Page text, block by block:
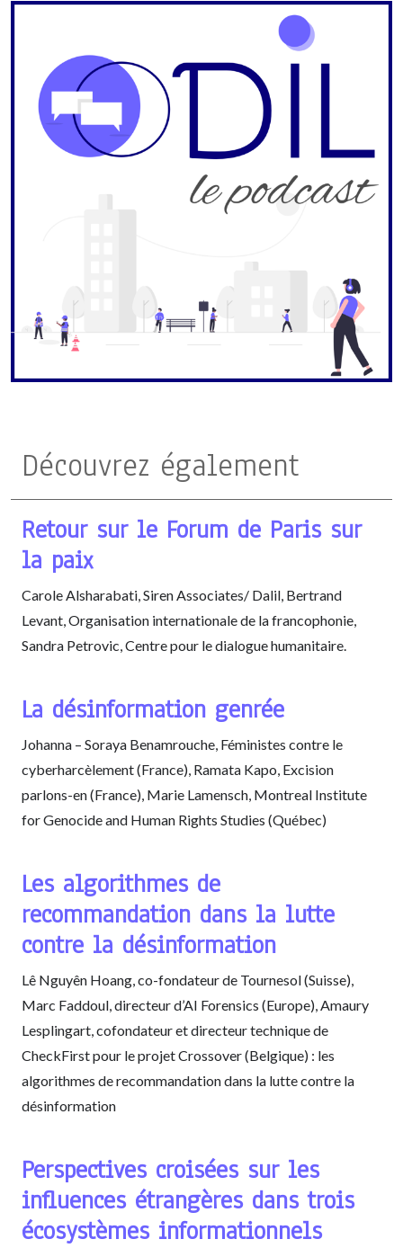
Découvrez également
Retour sur le Forum de Paris sur
la paix
Carole Alsharabati, Siren Associates/ Dalil, Bertrand
Levant, Organisation internationale de la francophonie,
Sandra Petrovic, Centre pour le dialogue humanitaire.
La désinformation genrée
Johanna – Soraya Benamrouche, Féministes contre le
cyberharcèlement (France), Ramata Kapo, Excision
parlons-en (France), Marie Lamensch, Montreal Institute
for Genocide and Human Rights Studies (Québec)
Les algorithmes de
recommandation dans la lutte
contre la désinformation
Lê Nguyên Hoang, co-fondateur de Tournesol (Suisse),
Marc Faddoul, directeur d’AI Forensics (Europe), Amaury
Lesplingart, cofondateur et directeur technique de
CheckFirst pour le projet Crossover (Belgique) : les
algorithmes de recommandation dans la lutte contre la
désinformation
Perspectives croisées sur les
influences étrangères dans trois
écosystèmes informationnels